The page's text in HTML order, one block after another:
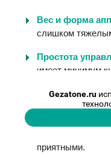
Вес и форма
слишком
Простота
имеет минимум
Встроенные
прослушивания
приятными.
Gezatone.ru